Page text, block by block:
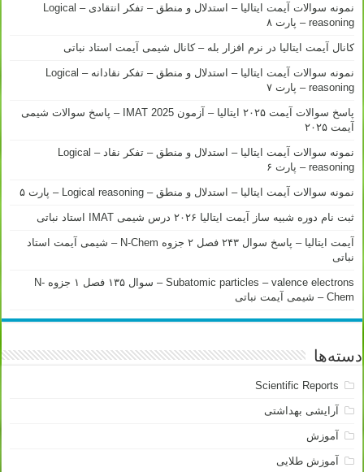
نمونه سوالات آیمت ایتالیا – استدلال و منطق – تفکر انتقادی – Logical
reasoning – پارت ۸
کانال آیمت ایتالیا در نرم افزار بله – کانال شیمی آیمت استاد نباتی
نمونه سوالات آیمت ایتالیا – استدلال و منطق – تفکر نقادانه – Logical
reasoning – پارت ۷
پاسخ سوالات آیمت ۲۰۲۵ ایتالیا – آزمون IMAT 2025 – پاسخ سوالات شیمی
آیمت ۲۰۲۵
نمونه سوالات آیمت ایتالیا – استدلال و منطق – تفکر نقاد – Logical
reasoning – پارت ۶
نمونه سوالات آیمت ایتالیا – استدلال و منطق – Logical reasoning – پارت ۵
ثبت نام دوره شبیه ساز آیمت ایتالیا ۲۰۲۶ درس شیمی IMAT استاد نباتی
آیمت ایتالیا – پاسخ سوال ۲۴۳ فصل ۲ جزوه N-Chem – شیمی آیمت استاد
نباتی
Subatomic particles – valence electrons – سوال ۱۳۵ فصل ۱ جزوه N-
Chem – شیمی آیمت نباتی
دسته‌ها
Scientific Reports
آرایشی بهداشتی
آموزش
آموزش طلایی